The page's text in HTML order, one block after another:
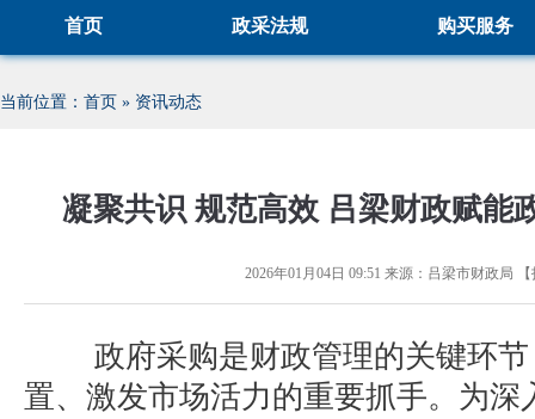
首页 政采法规 购买服务
当前位置： 首页 » 资讯动态
凝聚共识 规范高效 吕梁财政赋能
2026年01月04日 09:51 来源： 吕梁市财政局 【
政府采购是财政管理的关键环
置、激发市场活力的重要抓手。为深